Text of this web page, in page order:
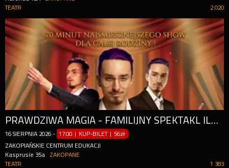
2 020
TEATR
PRAWDZIWA MAGIA - FAMILIJNY SPEKTAKL ILUZJI | MAGICZNE WAKACJE
16 SIERPNIA 2026 - 17:00 | KUP-BILET | 56zł
ZAKOPIAŃSKIE CENTRUM EDUKACJI
Kasprusie 35a
ZAKOPANE
1 383
TEATR